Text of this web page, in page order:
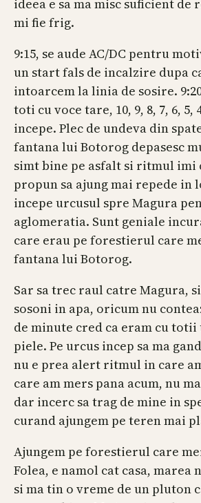
ideea e sa ma misc suficient de
mi fie frig.
9:15, se aude AC/DC pentru
un start fals de incalzire dupa
intoarcem la linia de sosire.
toti cu voce tare, 10, 9, 8, 7, 6, 5,
incepe. Plec de undeva din
fantana lui Botorog depasesc
simt bine pe asfalt si ritmul imi
propun sa ajung mai repede in
incepe urcusul spre Magura
aglomeratia. Sunt geniale
care erau pe forestierul care
fantana lui Botorog.
Sar sa trec raul catre Magura,
sosoni in apa, oricum nu
de minute cred ca eram cu totii
piele. Pe urcus incep sa ma
nu e prea alert ritmul in care
care am mers pana acum, nu
dar incerc sa trag de mine in
curand ajungem pe teren mai
Ajungem pe forestierul care
Folea, e namol cat casa,
si ma tin o vreme de un pluton